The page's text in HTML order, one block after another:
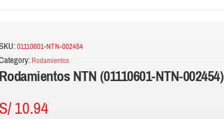
01110601-NTN-002454
Rodamientos
Rodamientos NTN (01110601-NTN-002454)
S/10.94